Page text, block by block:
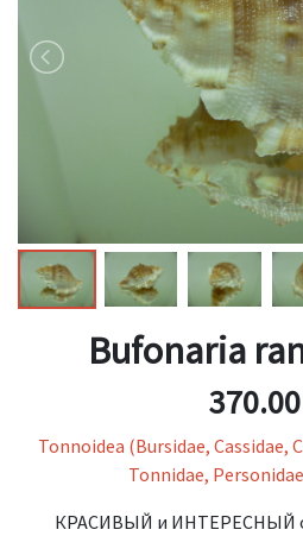
Bufonaria
Tonnoidea (Bursidae, Cassidae,
Tonnidae,
КРАСИВЫЙ и ИНТЕРЕСНЫЙ